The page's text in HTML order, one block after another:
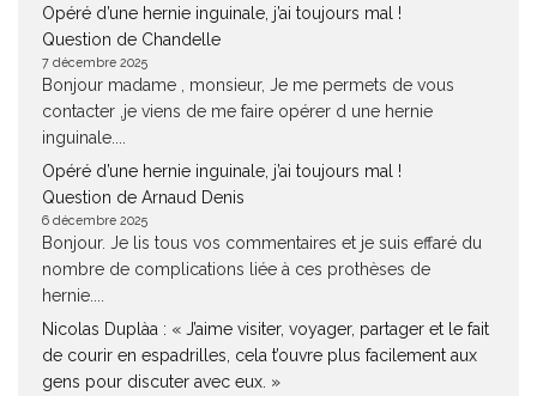
Opéré d’une hernie inguinale, j’ai toujours mal !
Question de Chandelle
7 décembre 2025
Bonjour madame , monsieur, Je me permets de vous
contacter ,je viens de me faire opérer d une hernie
inguinale....
Opéré d’une hernie inguinale, j’ai toujours mal !
Question de Arnaud Denis
6 décembre 2025
Bonjour. Je lis tous vos commentaires et je suis effaré du
nombre de complications liée à ces prothèses de
hernie....
Nicolas Duplàa : « J’aime visiter, voyager, partager et le fait
de courir en espadrilles, cela t’ouvre plus facilement aux
gens pour discuter avec eux. »